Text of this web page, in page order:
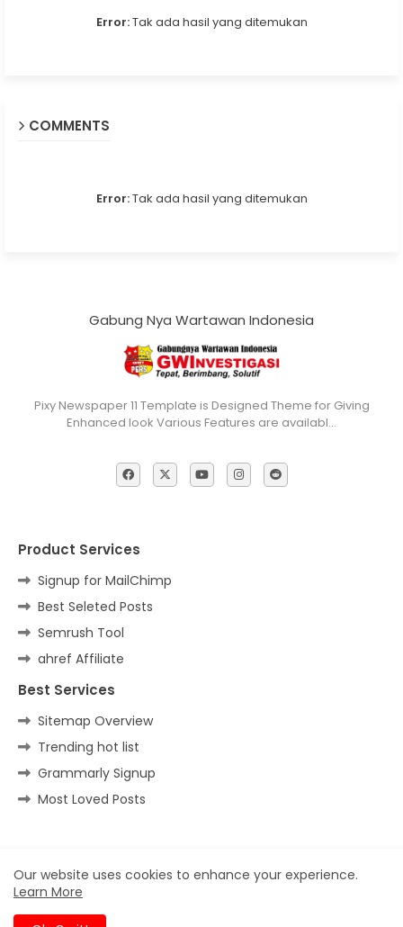
Error:Tak ada hasil yang ditemukan
COMMENTS
Error:Tak ada hasil yang ditemukan
Gabung Nya Wartawan Indonesia
Pixy Newspaper 11 Template is Designed Theme for Giving
Enhanced look Various Features are availabl…
Product Services
Signup for MailChimp
Best Seleted Posts
Semrush Tool
ahref Affiliate
Best Services
Sitemap Overview
Trending hot list
Grammarly Signup
Most Loved Posts
Home Contact us Privacy Policy
Our website uses cookies to enhance your experience.
Learn More